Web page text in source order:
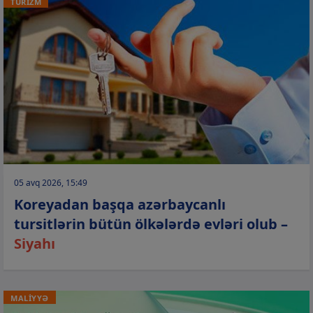
05 avq 2026, 15:49
Koreyadan başqa azərbaycanlı
tursitlərin bütün ölkələrdə evləri olub –
Siyahı
MALİYYƏ